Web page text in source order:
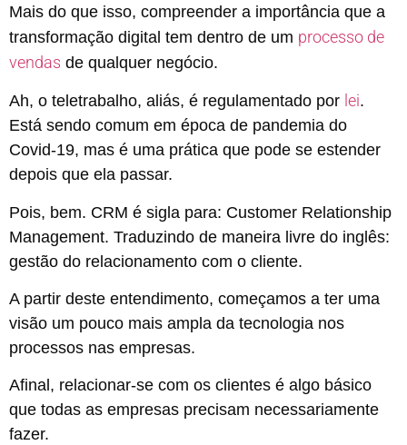
Mais do que isso, compreender a importância que a
transformação digital tem dentro de um processo de
vendas de qualquer negócio.
Ah, o teletrabalho, aliás, é regulamentado por lei.
Está sendo comum em época de pandemia do
Covid-19, mas é uma prática que pode se estender
depois que ela passar.
Pois, bem. CRM é sigla para: Customer Relationship
Management. Traduzindo de maneira livre do inglês:
gestão do relacionamento com o cliente.
A partir deste entendimento, começamos a ter uma
visão um pouco mais ampla da tecnologia nos
processos nas empresas.
Afinal, relacionar-se com os clientes é algo básico
que todas as empresas precisam necessariamente
fazer.